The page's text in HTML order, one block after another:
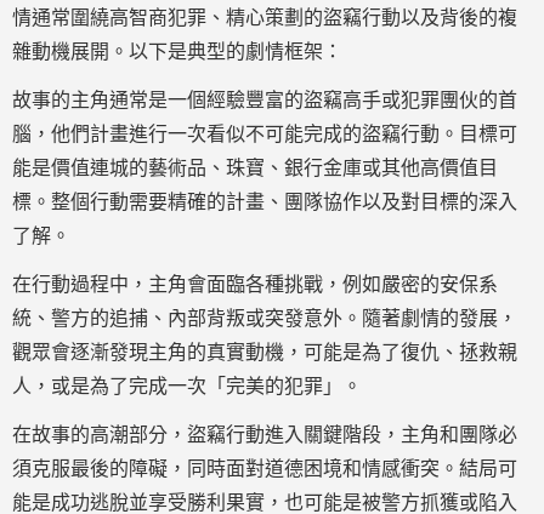
情通常圍繞高智商犯罪、精心策劃的盜竊行動以及背後的複
雜動機展開。以下是典型的劇情框架：
故事的主角通常是一個經驗豐富的盜竊高手或犯罪團伙的首
腦，他們計畫進行一次看似不可能完成的盜竊行動。目標可
能是價值連城的藝術品、珠寶、銀行金庫或其他高價值目
標。整個行動需要精確的計畫、團隊協作以及對目標的深入
了解。
在行動過程中，主角會面臨各種挑戰，例如嚴密的安保系
統、警方的追捕、內部背叛或突發意外。隨著劇情的發展，
觀眾會逐漸發現主角的真實動機，可能是為了復仇、拯救親
人，或是為了完成一次「完美的犯罪」。
在故事的高潮部分，盜竊行動進入關鍵階段，主角和團隊必
須克服最後的障礙，同時面對道德困境和情感衝突。結局可
能是成功逃脫並享受勝利果實，也可能是被警方抓獲或陷入